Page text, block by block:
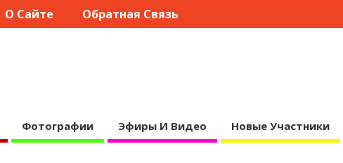
О Сайте Обратная Связь
Фотографии Эфиры И Видео Новые Участники